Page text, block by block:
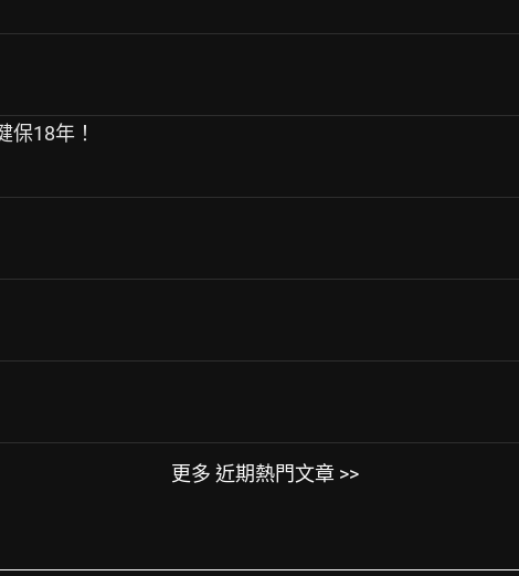
保18年！
更多 近期熱門文章 >>